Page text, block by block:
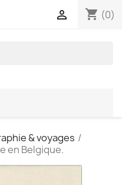
shopping_cart (0)

& voyages
en Belgique.